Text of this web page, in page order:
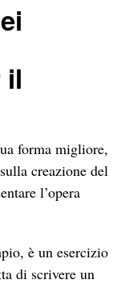
il
forma migliore,
creazione del
l’opera
è un esercizio
di scrivere un